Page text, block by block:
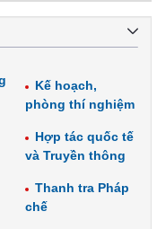
Kế hoạch,
phòng thí nghiệm
Hợp tác quốc tế
và Truyền thông
Thanh tra Pháp
chế